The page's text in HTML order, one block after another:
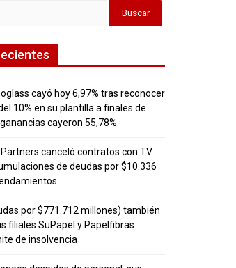
cayó hoy 6,97% tras reconocer
10% en su plantilla a finales de
cayeron 55,78%
canceló contratos con TV
de deudas por $10.336
por $771.712 millones) también
filiales SuPapel y Papelfibras
de insolvencia